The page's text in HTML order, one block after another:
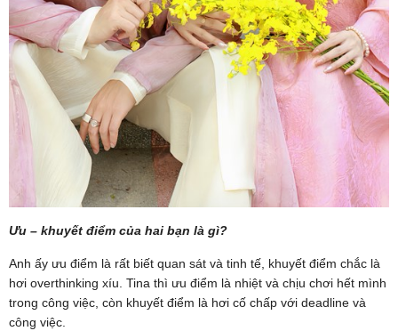
Ưu – khuyết điểm của hai bạn là gì?
Anh ấy ưu điểm là rất biết quan sát và tinh tế, khuyết điểm chắc là
hơi overthinking xíu. Tina thì ưu điểm là nhiệt và chịu chơi hết mình
trong công việc, còn khuyết điểm là hơi cố chấp với deadline và
công việc.